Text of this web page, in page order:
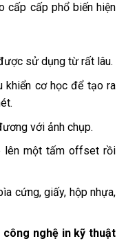
cấp cấp phổ biến hiện
sử dụng từ rất lâu.
khiển cơ học để tạo ra
với ảnh chụp.
lên một tấm offset rồi
cứng, giấy, hộp nhựa,
công nghệ in kỹ thuật